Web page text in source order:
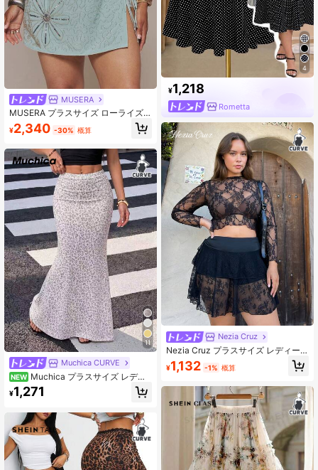
MUSERA
MUSERA プラスサイズ ローライズ
ビーズ装飾 サイドリボン ミニスカー
ト 春夏 バケーション ホリデー エレ
a
¥2,340 -30% 概算
11
Muchica CURVE
NEW Muchica プラスサイズ レディ
ース レオパード柄 ハイウエスト カ
ジュアル セクシー マーメイドスカー
かけ ダークグリーン 秋
¥1,271
4
¥1,218
Rometta
Nezia Cruz
Nezia Cruz プラスサイズ レディー
ス ブラックレース ドローストリング
ウエスト ミニスカート、新年会、レ
ースカート、ウエスタンウェア、カ
ントリー、バレンタインデー
¥1,132 -1% 概算